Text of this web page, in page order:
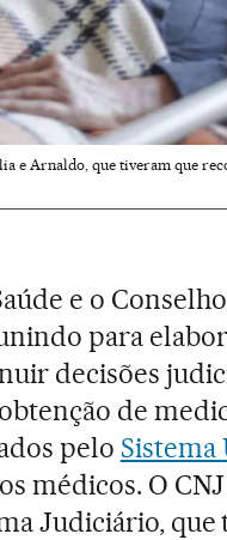
e Arnaldo, que tiveram que
e o
para
decisões
de
pelo Sistema
médicos. O
Judiciário,